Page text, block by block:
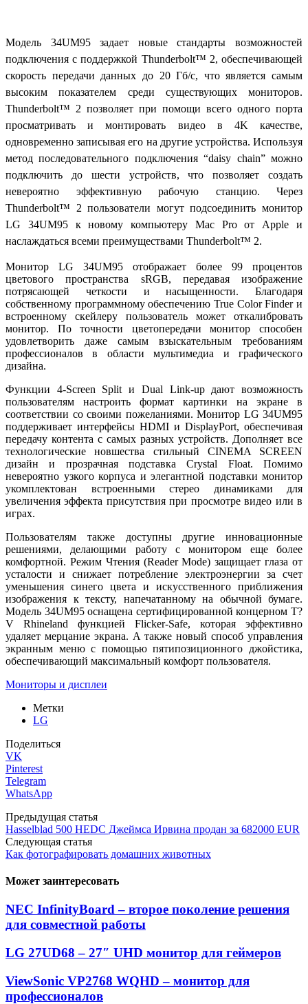
Модель 34UM95 задает новые стандарты возможностей
подключения с поддержкой Thunderbolt™ 2, обеспечивающей
скорость передачи данных до 20 Гб/с, что является самым
высоким показателем среди существующих мониторов.
Thunderbolt™ 2 позволяет при помощи всего одного порта
просматривать и монтировать видео в 4K качестве,
одновременно записывая его на другие устройства. Используя
метод последовательного подключения “daisy chain” можно
подключить до шести устройств, что позволяет создать
невероятно эффективную рабочую станцию. Через
Thunderbolt™ 2 пользователи могут подсоединить монитор
LG 34UM95 к новому компьютеру Mac Pro от Apple и
наслаждаться всеми преимуществами Thunderbolt™ 2.
Монитор LG 34UM95 отображает более 99 процентов
цветового пространства sRGB, передавая изображение
потрясающей четкости и насыщенности. Благодаря
собственному программному обеспечению True Color Finder и
встроенному скейлеру пользователь может откалибровать
монитор. По точности цветопередачи монитор способен
удовлетворить даже самым взыскательным требованиям
профессионалов в области мультимедиа и графического
дизайна.
Функции 4-Screen Split и Dual Link-up дают возможность
пользователям настроить формат картинки на экране в
соответствии со своими пожеланиями. Монитор LG 34UM95
поддерживает интерфейсы HDMI и DisplayPort, обеспечивая
передачу контента с самых разных устройств. Дополняет все
технологические новшества стильный CINEMA SCREEN
дизайн и прозрачная подставка Crystal Float. Помимо
невероятно узкого корпуса и элегантной подставки монитор
укомплектован встроенными стерео динамиками для
увеличения эффекта присутствия при просмотре видео или в
играх.
Пользователям также доступны другие инновационные
решениями, делающими работу с монитором еще более
комфортной. Режим Чтения (Reader Mode) защищает глаза от
усталости и снижает потребление электроэнергии за счет
уменьшения синего цвета и искусственного приближения
изображения к тексту, напечатанному на обычной бумаге.
Модель 34UM95 оснащена сертифицированной концерном T?
V Rhineland функцией Flicker-Safe, которая эффективно
удаляет мерцание экрана. А также новый способ управления
экранным меню с помощью пятипозиционного джойстика,
обеспечивающий максимальный комфорт пользователя.
Мониторы и дисплеи
Метки
LG
Поделиться
VK
Pinterest
Telegram
WhatsApp
Предыдущая статья
Hasselblad 500 HEDC Джеймса Ирвина продан за 682000 EUR
Следующая статья
Как фотографировать домашних животных
Может заинтересовать
NEC InfinityBoard – второе поколение решения
для совместной работы
LG 27UD68 – 27″ UHD монитор для геймеров
ViewSonic VP2768 WQHD – монитор для
профессионалов